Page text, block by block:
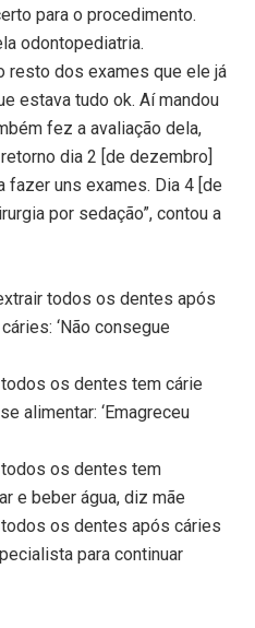
para o procedimento.
odontopediatria.
resto dos exames que ele já
estava tudo ok. Aí mandou
fez a avaliação dela,
dia 2 [de dezembro]
fazer uns exames. Dia 4 [de
por sedação”, contou a
todos os dentes após
‘Não consegue
os dentes tem cárie
alimentar: ‘Emagreceu
os dentes tem
e beber água, diz mãe
os dentes após cáries
para continuar